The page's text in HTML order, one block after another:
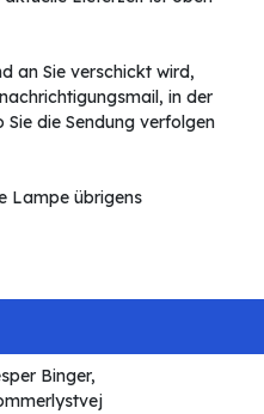
an Sie verschickt wird,
in der
die Sendung verfolgen
Lampe übrigens
Binger,